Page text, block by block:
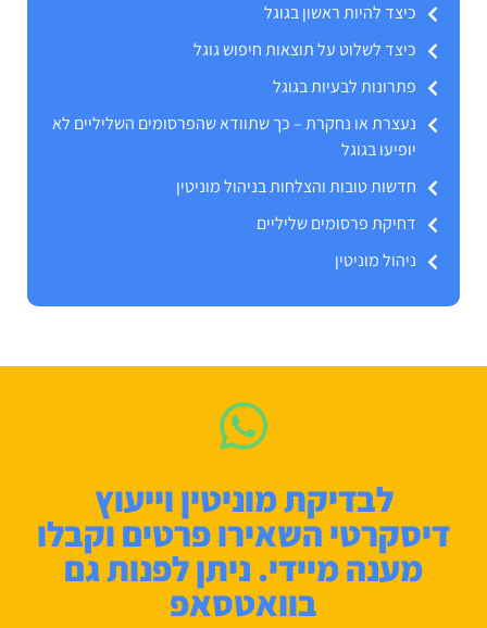
כיצד להיות ראשון בגוגל
כיצד לשלוט על תוצאות חיפוש גוגל
פתרונות לבעיות בגוגל
נעצרת או נחקרת – כך שתוודא שהפרסומים השליליים לא
יופיעו בגוגל
חדשות טובות והצלחות בניהול מוניטין
דחיקת פרסומים שליליים
ניהול מוניטין
לבדיקת מוניטין וייעוץ
דיסקרטי השאירו פרטים וקבלו
מענה מיידי. ניתן לפנות גם
בוואטסאפ